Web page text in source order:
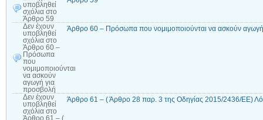
υποβληθεί
σχόλια στο
Άρθρο 59
Δεν έχουν
υποβληθεί
σχόλια στο
Άρθρο 60 –
Πρόσωπα
που
νομιμοποιούνται
να ασκούν
αγωγή για
προσβολή
Άρθρο 60 – Πρόσωπα που νομιμοποιούνται να ασκούν
Δεν έχουν
υποβληθεί
σχόλια στο
Άρθρο 61 – (
Άρθρο 61 – ( Άρθρο 28 παρ. 3 της Οδηγίας 2015/2436/ΕΕ)